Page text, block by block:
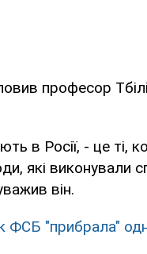
професор
в Росії, - це ті,
які виконували
він.
ФСБ "прибрала"